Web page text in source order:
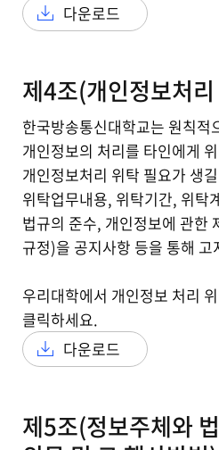
다운로드
제4조(개인정보처
한국방송통신대학교는 원칙적
개인정보의 처리를 타인에게
개인정보처리 위탁 필요가 생
위탁업무내용, 위탁기간, 위탁
법규의 준수, 개인정보에 관한
규정)을 공지사항 등을 통해 고
우리대학에서 개인정보 처리
클릭하세요.
다운로드
제5조(정보주체와